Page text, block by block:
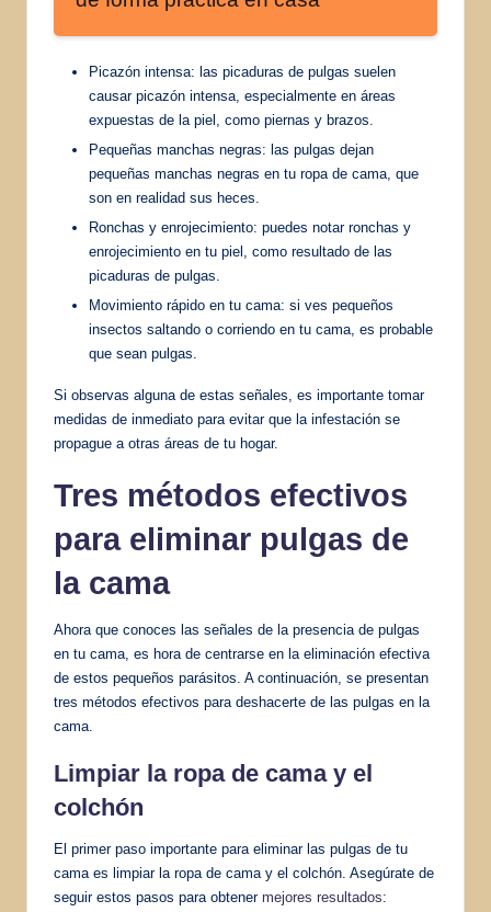
Picazón intensa: las picaduras de pulgas suelen
causar picazón intensa, especialmente en áreas
expuestas de la piel, como piernas y brazos.
Pequeñas manchas negras: las pulgas dejan
pequeñas manchas negras en tu ropa de cama, que
son en realidad sus heces.
Ronchas y enrojecimiento: puedes notar ronchas y
enrojecimiento en tu piel, como resultado de las
picaduras de pulgas.
Movimiento rápido en tu cama: si ves pequeños
insectos saltando o corriendo en tu cama, es probable
que sean pulgas.
Si observas alguna de estas señales, es importante tomar
medidas de inmediato para evitar que la infestación se
propague a otras áreas de tu hogar.
Tres métodos efectivos
para eliminar pulgas de
la cama
Ahora que conoces las señales de la presencia de pulgas
en tu cama, es hora de centrarse en la eliminación efectiva
de estos pequeños parásitos. A continuación, se presentan
tres métodos efectivos para deshacerte de las pulgas en la
cama.
Limpiar la ropa de cama y el
colchón
El primer paso importante para eliminar las pulgas de tu
cama es limpiar la ropa de cama y el colchón. Asegúrate de
seguir estos pasos para obtener mejores resultados: